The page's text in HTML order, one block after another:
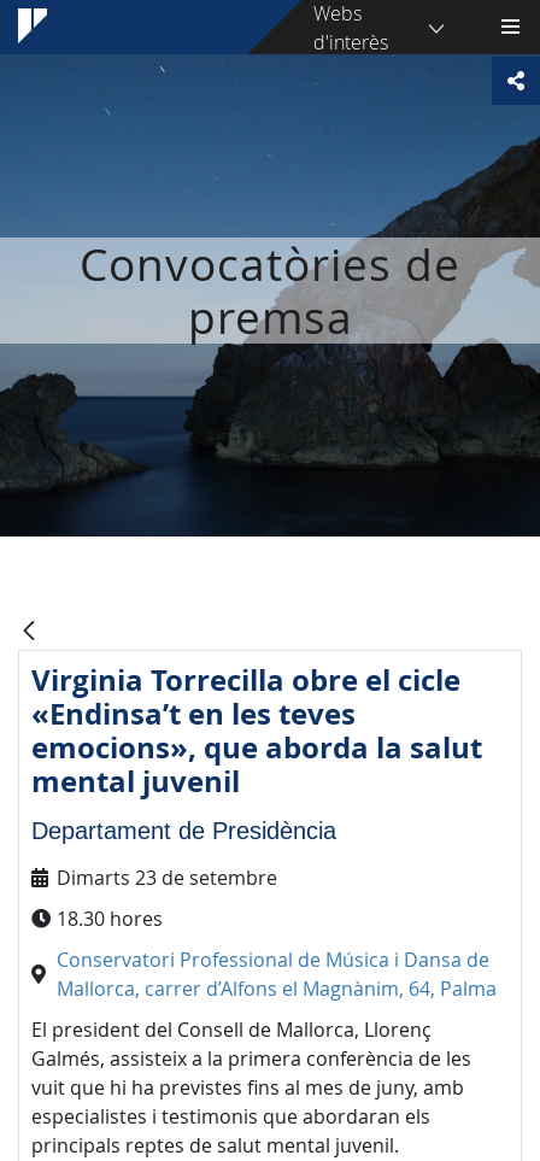
Webs
d'interès
Convocatòries de
premsa
Virginia Torrecilla obre el cicle
«Endinsa’t en les teves
emocions», que aborda la salut
mental juvenil
Departament de Presidència
Dimarts 23 de setembre
18.30 hores
Conservatori Professional de Música i Dansa de
Mallorca, carrer d’Alfons el Magnànim, 64, Palma
El president del Consell de Mallorca, Llorenç
Galmés, assisteix a la primera conferència de les
vuit que hi ha previstes fins al mes de juny, amb
especialistes i testimonis que abordaran els
principals reptes de salut mental juvenil.